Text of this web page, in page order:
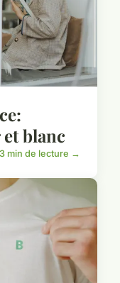
blanc
3 min de lecture →